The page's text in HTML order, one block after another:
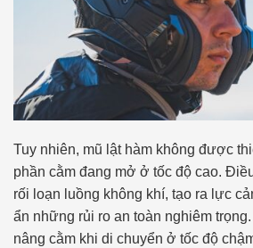
Tuy nhiên, mũ lật hàm không được
phần cằm đang mở ở tốc độ cao.
rối loạn luồng không khí, tạo ra lực
ẩn những rủi ro an toàn nghiêm
nâng cằm khi di chuyển ở tốc độ